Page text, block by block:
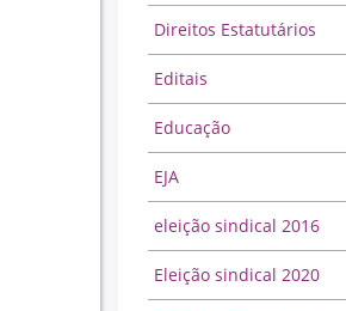
Direitos Estatutários
Editais
Educação
EJA
eleição sindical 2016
Eleição sindical 2020